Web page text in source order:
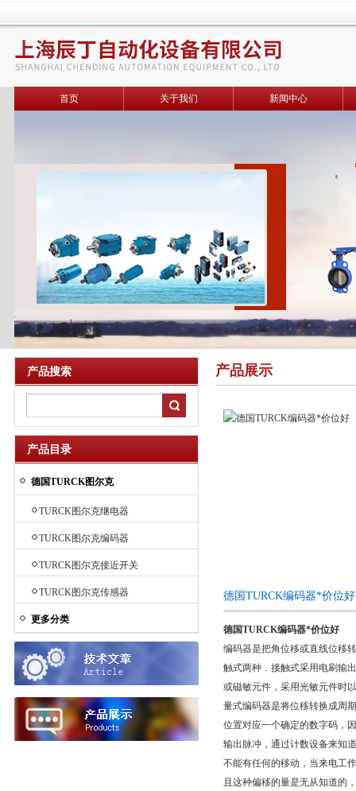
首页 关于我们 新闻中心
产品搜索
产品目录
德国TURCK图尔克
TURCK图尔克继电器
TURCK图尔克编码器
TURCK图尔克接近开关
TURCK图尔克传感器
更多分类
产品展示
德国TURCK编码器*价位
德国TURCK编码器*价位好
编码器是把角位移或直线位移
触式两种．接触式采用电刷输
或磁敏元件，采用光敏元件时
量式编码器是将位移转换成周
位置对应一个确定的数字码，
输出脉冲，通过计数设备来知
不能有任何的移动，当来电工
且这种偏移的量是无从知道的